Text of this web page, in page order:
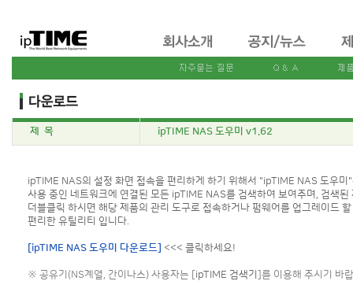
제 목 ipTIME NAS 도우미 v1.62
ipTIME NAS의 설정 화면 접속을 편리하게 하기 위해서 "ipTIME NAS 도우미
사용 중인 네트워크에 연결된 모든 ipTIME NAS를 검색하여 보여주며, 검색된
더블클릭 하시면 해당 제품의 관리 도구로 접속하거나 펌웨어를 업그레이드
편리한 유틸리티 입니다.
[ipTIME NAS 도우미 다운로드] <<< 클릭하세요!
※ 공유기(NS계열, 간이나스) 사용자는 [ ipTIME 검색기 ]를 이용해 주시기 바